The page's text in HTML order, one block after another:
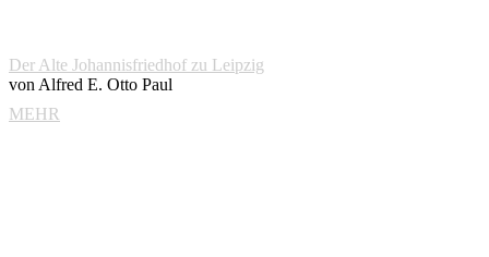
Der Alte Johannisfriedhof zu Leipzig
von Alfred E. Otto Paul
MEHR